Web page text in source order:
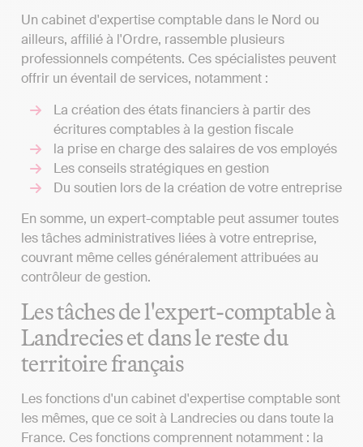
Un cabinet d'expertise comptable dans le Nord ou
ailleurs, affilié à l'Ordre, rassemble plusieurs
professionnels compétents. Ces spécialistes peuvent
offrir un éventail de services, notamment :
La création des états financiers à partir des
écritures comptables à la gestion fiscale
la prise en charge des salaires de vos employés
Les conseils stratégiques en gestion
Du soutien lors de la création de votre entreprise
En somme, un expert-comptable peut assumer toutes
les tâches administratives liées à votre entreprise,
couvrant même celles généralement attribuées au
contrôleur de gestion.
Les tâches de l'expert-comptable à
Landrecies et dans le reste du
territoire français
Les fonctions d'un cabinet d'expertise comptable sont
les mêmes, que ce soit à Landrecies ou dans toute la
France. Ces fonctions comprennent notamment : la